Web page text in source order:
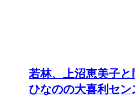
若林、上沼恵美子
ひなのの大喜利セ